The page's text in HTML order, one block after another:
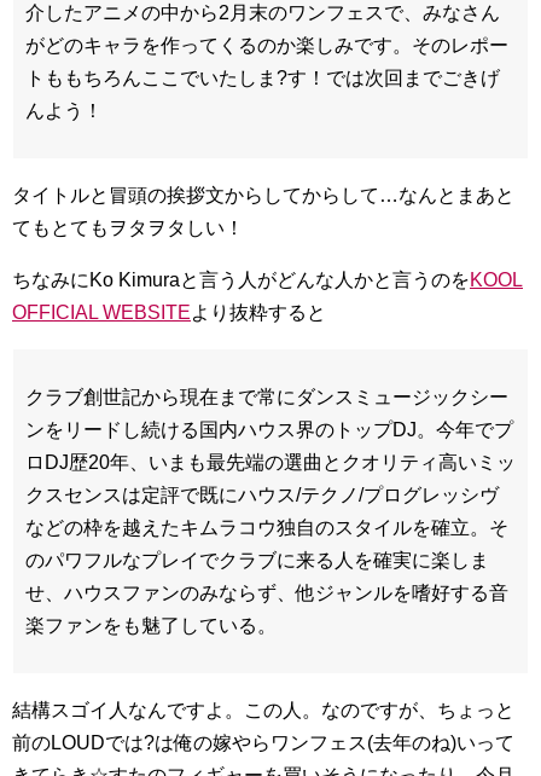
介したアニメの中から2月末のワンフェスで、みなさん
がどのキャラを作ってくるのか楽しみです。そのレポー
トももちろんここでいたしま?す！では次回までごきげ
んよう！
タイトルと冒頭の挨拶文からしてからして…なんとまあと
てもとてもヲタヲタしい！
ちなみにKo Kimuraと言う人がどんな人かと言うのをKOOL
OFFICIAL WEBSITEより抜粋すると
クラブ創世記から現在まで常にダンスミュージックシー
ンをリードし続ける国内ハウス界のトップDJ。今年でプ
ロDJ歴20年、いまも最先端の選曲とクオリティ高いミッ
クスセンスは定評で既にハウス/テクノ/プログレッシヴ
などの枠を越えたキムラコウ独自のスタイルを確立。そ
のパワフルなプレイでクラブに来る人を確実に楽しま
せ、ハウスファンのみならず、他ジャンルを嗜好する音
楽ファンをも魅了している。
結構スゴイ人なんですよ。この人。なのですが、ちょっと
前のLOUDでは?は俺の嫁やらワンフェス(去年のね)いって